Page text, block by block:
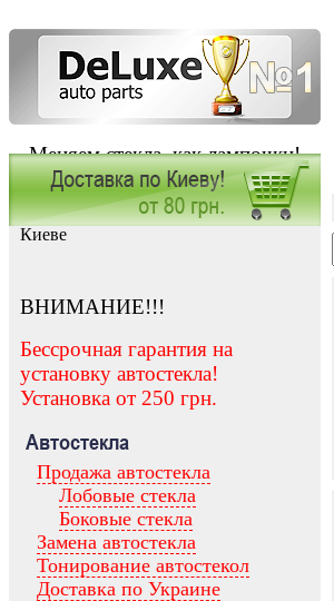
Меняем стекла, как лампочки!
Заказать установку автостекла в
Киеве
ВНИМАНИЕ!!!
Бессрочная гарантия на
установку автостекла!
Установка от 250 грн.
Автостекла
Продажа автостекла
Лобовые стекла
Боковые стекла
Замена автостекла
Тонирование автостекол
Доставка по Украине